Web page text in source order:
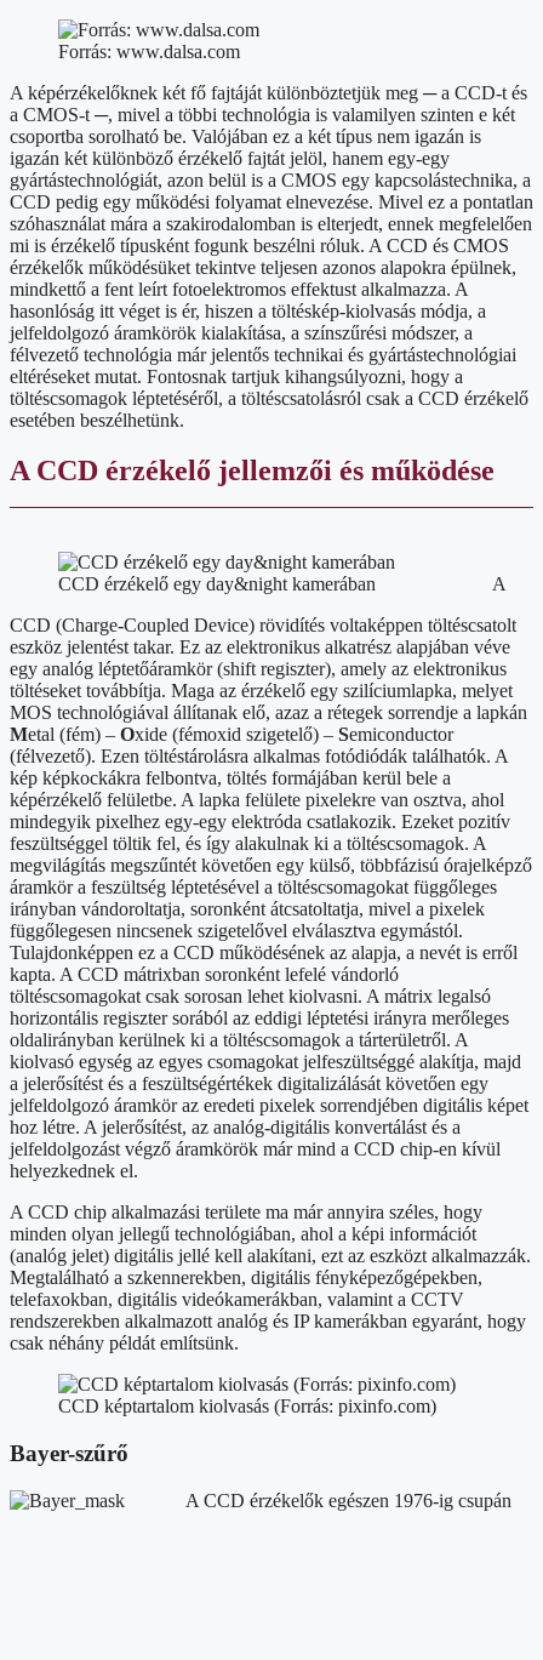
Forrás: www.dalsa.com
A képérzékelőknek két fő fajtáját különböztetjük meg ─ a CCD-t és
a CMOS-t ─, mivel a többi technológia is valamilyen szinten e két
csoportba sorolható be. Valójában ez a két típus nem igazán is
igazán két különböző érzékelő fajtát jelöl, hanem egy-egy
gyártástechnológiát, azon belül is a CMOS egy kapcsolástechnika, a
CCD pedig egy működési folyamat elnevezése. Mivel ez a pontatlan
szóhasználat mára a szakirodalomban is elterjedt, ennek megfelelően
mi is érzékelő típusként fogunk beszélni róluk. A CCD és CMOS
érzékelők működésüket tekintve teljesen azonos alapokra épülnek,
mindkettő a fent leírt fotoelektromos effektust alkalmazza. A
hasonlóság itt véget is ér, hiszen a töltéskép-kiolvasás módja, a
jelfeldolgozó áramkörök kialakítása, a színszűrési módszer, a
félvezető technológia már jelentős technikai és gyártástechnológiai
eltéréseket mutat. Fontosnak tartjuk kihangsúlyozni, hogy a
töltéscsomagok léptetéséről, a töltéscsatolásról csak a CCD érzékelő
esetében beszélhetünk.
A CCD érzékelő jellemzői és működése
CCD érzékelő egy day&night kamerában
A
CCD (Charge-Coupled Device) rövidítés voltaképpen töltéscsatolt
eszköz jelentést takar. Ez az elektronikus alkatrész alapjában véve
egy analóg léptetőáramkör (shift regiszter), amely az elektronikus
töltéseket továbbítja. Maga az érzékelő egy szilíciumlapka, melyet
MOS technológiával állítanak elő, azaz a rétegek sorrendje a lapkán
Metal (fém) – Oxide (fémoxid szigetelő) – Semiconductor
(félvezető). Ezen töltéstárolásra alkalmas fotódiódák találhatók. A
kép képkockákra felbontva, töltés formájában kerül bele a
képérzékelő felületbe. A lapka felülete pixelekre van osztva, ahol
mindegyik pixelhez egy-egy elektróda csatlakozik. Ezeket pozitív
feszültséggel töltik fel, és így alakulnak ki a töltéscsomagok. A
megvilágítás megszűntét követően egy külső, többfázisú órajelképző
áramkör a feszültség léptetésével a töltéscsomagokat függőleges
irányban vándoroltatja, soronként átcsatoltatja, mivel a pixelek
függőlegesen nincsenek szigetelővel elválasztva egymástól.
Tulajdonképpen ez a CCD működésének az alapja, a nevét is erről
kapta. A CCD mátrixban soronként lefelé vándorló
töltéscsomagokat csak sorosan lehet kiolvasni. A mátrix legalsó
horizontális regiszter sorából az eddigi léptetési irányra merőleges
oldalirányban kerülnek ki a töltéscsomagok a tárterületről. A
kiolvasó egység az egyes csomagokat jelfeszültséggé alakítja, majd
a jelerősítést és a feszültségértékek digitalizálását követően egy
jelfeldolgozó áramkör az eredeti pixelek sorrendjében digitális képet
hoz létre. A jelerősítést, az analóg-digitális konvertálást és a
jelfeldolgozást végző áramkörök már mind a CCD chip-en kívül
helyezkednek el.
A CCD chip alkalmazási területe ma már annyira széles, hogy
minden olyan jellegű technológiában, ahol a képi információt
(analóg jelet) digitális jellé kell alakítani, ezt az eszközt alkalmazzák.
Megtalálható a szkennerekben, digitális fényképezőgépekben,
telefaxokban, digitális videókamerákban, valamint a CCTV
rendszerekben alkalmazott analóg és IP kamerákban egyaránt, hogy
csak néhány példát említsünk.
CCD képtartalom kiolvasás (Forrás: pixinfo.com)
Bayer-szűrő
A CCD érzékelők egészen 1976-ig csupán